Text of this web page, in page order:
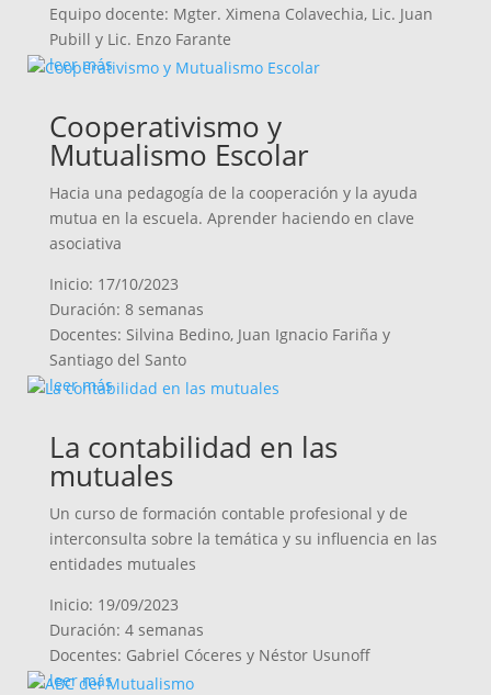
Equipo docente: Mgter. Ximena Colavechia, Lic. Juan
Pubill y Lic. Enzo Farante
leer más
Cooperativismo y
Mutualismo Escolar
Hacia una pedagogía de la cooperación y la ayuda
mutua en la escuela. Aprender haciendo en clave
asociativa
Inicio: 17/10/2023
Duración: 8 semanas
Docentes: Silvina Bedino, Juan Ignacio Fariña y
Santiago del Santo
leer más
La contabilidad en las
mutuales
Un curso de formación contable profesional y de
interconsulta sobre la temática y su influencia en las
entidades mutuales
Inicio: 19/09/2023
Duración: 4 semanas
Docentes: Gabriel Cóceres y Néstor Usunoff
leer más